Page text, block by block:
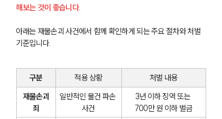
해보는 것이 좋습니다.
아래는 재물손괴 사건에서 함께 확인하게 되는 주요 절차와 처벌
기준입니다.
구분 적용 상황
처벌 내용
재물손괴
죄
일반적인 물건 파손
사건
3년 이하 징역 또는
700만 원 이하 벌금